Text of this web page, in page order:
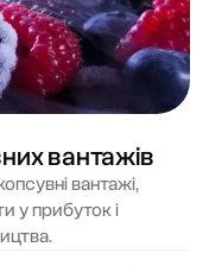
вантажів
вантажі,
у прибуток і